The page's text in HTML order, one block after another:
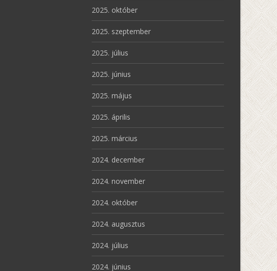
2025. október
2025. szeptember
2025. július
2025. június
2025. május
2025. április
2025. március
2024. december
2024. november
2024. október
2024. augusztus
2024. július
2024. június